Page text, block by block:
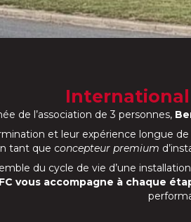
de l’association de 3 personnes,
et leur expérience longue
tant que concepteur premium
du cycle de vie d’une
vous accompagne à chaque